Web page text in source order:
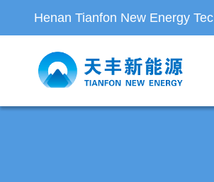
Henan Tianfon New Energy